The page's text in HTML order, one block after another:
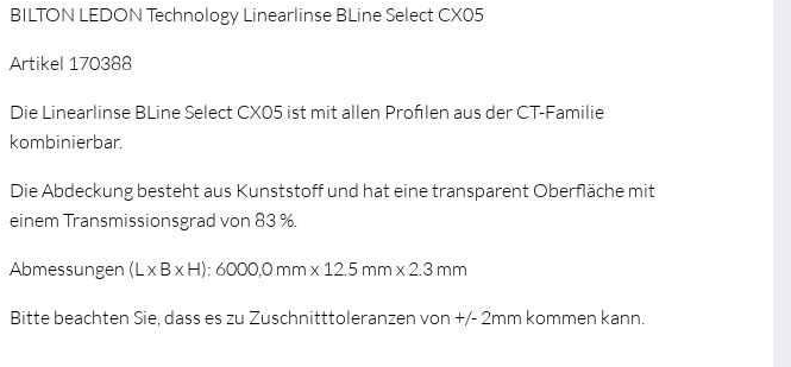
BILTON LEDON Technology Linearlinse BLine Select CX05
Artikel 170388
Die Linearlinse BLine Select CX05 ist mit allen Profilen aus der CT-Familie
kombinierbar.
Die Abdeckung besteht aus Kunststoff und hat eine transparent Oberfläche mit
einem Transmissionsgrad von 83 %.
Abmessungen (L x B x H): 6000,0 mm x 12.5 mm x 2.3 mm
Bitte beachten Sie, dass es zu Zuschnitttoleranzen von +/- 2mm kommen kann.